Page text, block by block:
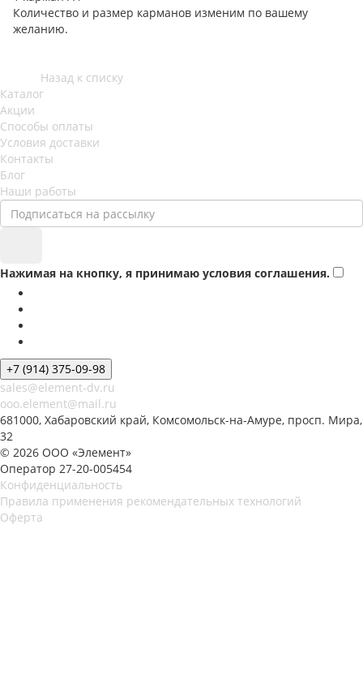
Количество и размер карманов изменим по вашему
желанию.
Назад к списку
Каталог
Акции
Способы оплаты
Условия доставки
Контакты
Блог
Наши работы
Нажимая на кнопку, я принимаю условия соглашения.
+7 (914) 375-09-98
sales@element-dv.ru
ooo.element@mail.ru
681000, Хабаровский край, Комсомольск-на-Амуре, просп. Мира,
32
© 2026 ООО «Элемент»
Оператор 27-20-005454
Конфиденциальность
Правила применения рекомендательных технологий
Оферта